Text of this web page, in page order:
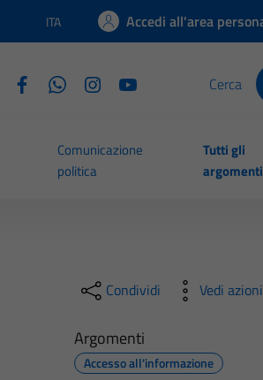
Lingua attiva:
ITA Accedi all'area
Cerca
Comunicazione
politica
Tutti gli
Condividi Vedi azioni
Argomenti
Accesso all'informazione